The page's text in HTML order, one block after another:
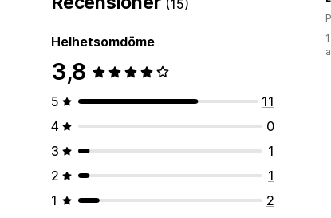
(15)
Helhetsomdöme
3,8
5
11
4
0
3
1
2
1
1
2